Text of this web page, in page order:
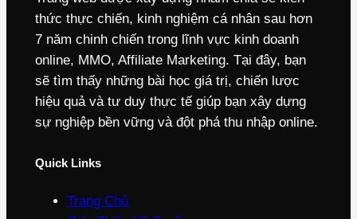
thức thực chiến, kinh nghiệm cá nhân sau hơn
7 năm chinh chiến trong lĩnh vực kinh doanh
online, MMO, Affiliate Marketing. Tại đây, bạn
sẽ tìm thấy những bài học giá trị, chiến lược
hiệu quả và tư duy thực tế giúp bạn xây dựng
sự nghiệp bền vững và đột phá thu nhập online.
Quick Links
Trang Chủ